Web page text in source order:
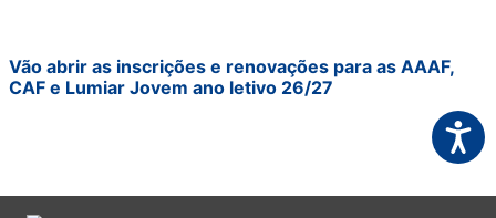
Vão abrir as inscrições e renovações para as AAAF,
CAF e Lumiar Jovem ano letivo 26/27